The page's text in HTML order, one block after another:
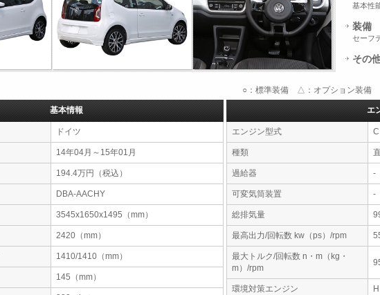
基本性
装備
セーフ
その
○：標準装備 △：オプション装備 -
基本情報
ドイツ
14年04月～15年01月
194.4万円（税込）
DBA-AACHY
3545x1650x1495（mm）
2420（mm）
1410/1410（mm）
145（mm）
エ
エンジン型式
種類
過給器 -
可変気筒装置 -
総排気量
最高出力/回転数 kw（ps）/rpm
最大トルク/回転数 n・m（kg・
m）/rpm
環境対策エンジン